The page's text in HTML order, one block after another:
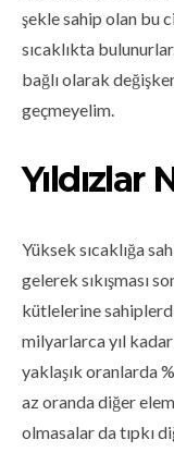
şekle sahip olan bu
sıcaklıkta
bağlı olarak
geçmeyelim.
Yıldızlar
Yüksek sıcaklığa
gelerek sıkışması
kütlelerine
milyarlarca yıl
yaklaşık oranlarda
az oranda diğer
olmasalar da tıpkı